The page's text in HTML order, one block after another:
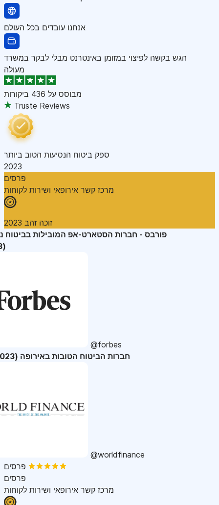
אנחנו עובדים בכל העולם
הגש בקשה לפיצוי במזומן באינטרנט מבלי לבקר במשרד
מעולה
מבוסס על
Truste Reviews
ספק ביטוח הנסיעות הטוב ביותר
2023
פרסים
מרכז קשר אירופאי ושירות לקוחות
זוכה זהב 2023
פורבס - חברות הסטארט-אפ המובילות בביטוח
(2023)
@forbes
36 חברות הביטוח הטובות באירופה (2023)
@worldfinance
פרסים
מרכז קשר אירופאי ושירות לקוחות